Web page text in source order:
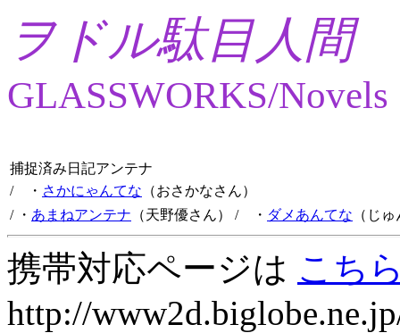
ヲドル駄目人間
GLASSWORKS/Novels
捕捉済み日記アンテナ
/ ・ さかにゃんてな （おさかなさん）
/ ・ あまねアンテナ （天野優さん） / ・ ダメあんてな （じ
携帯対応ページは こち
http://